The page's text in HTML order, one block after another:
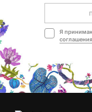
Я
соглашения